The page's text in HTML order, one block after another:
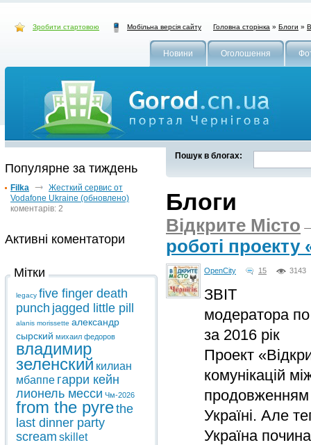
Зробити стартовою Мобільна версія сайту Головна сторінка » Блоги »
Новини Оголошення
Пошук в блогах:
Блоги
Відкрите Місто
роботі проекту
OpenCity 15 3143
ЗВІТ
модератора по
за 2016 рік
Проект
комунікацій
продовженням
Україні. Але
Україна
Популярне за тиждень
Filka
Жесткий сервис от
Vodafone Ukraine (обновлено)
коментарів: 2
Активні коментатори
Мітки
legacy five finger death
punch jagged little pill
alanis morissette александр
сырский михаил федоров
владимир
зеленский килиан
мбаппе гарри кейн
лионель месси Чм-2026
from the pyrethe
last dinner party
scream skillet